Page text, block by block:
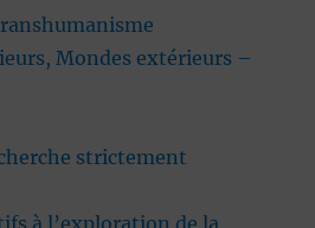
Mondes extérieurs –
strictement